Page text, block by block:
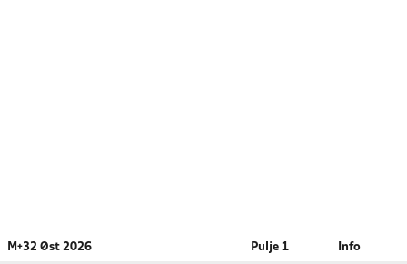
M+32 Øst 2026 Pulje 1 Info